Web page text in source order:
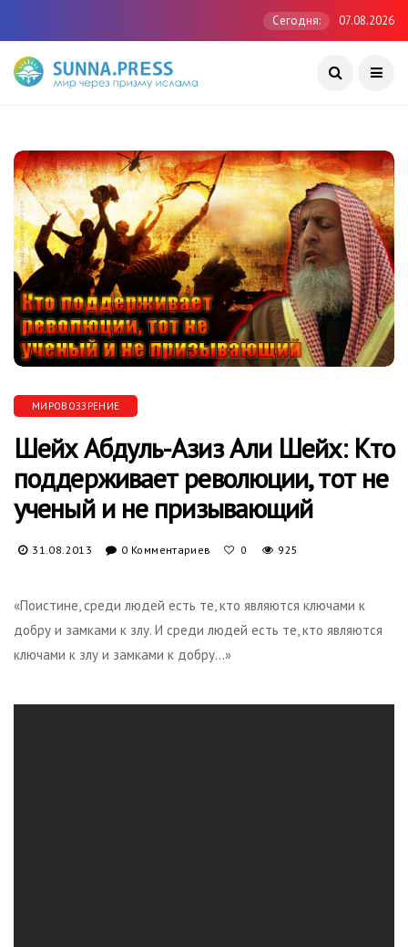
Сегодня: 07.08.2026
МИРОВОЗЗРЕНИЕ
Шейх Абдуль-Азиз Али Шейх: Кто
поддерживает революции, тот не
ученый и не призывающий
31.08.2013 0 Комментариев 0 925
«Поистине, среди людей есть те, кто являются ключами к
добру и замками к злу. И среди людей есть те, кто являются
ключами к злу и замками к добру…»